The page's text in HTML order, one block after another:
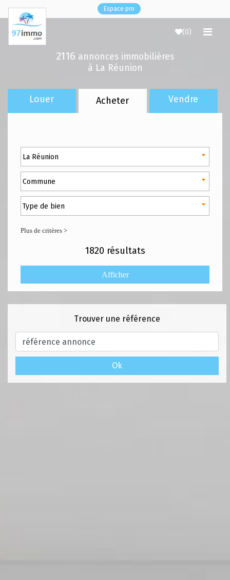
Espace pro
(0)
2116 annonces immobilières
à La Réunion
Louer Acheter Vendre
La Réunion
Commune
Type de bien
Plus de critères >
1820 résultats
Trouver une référence